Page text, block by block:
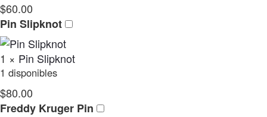
$60.00
Pin Slipknot
1 × Pin Slipknot
1 disponibles
$80.00
Freddy Kruger Pin